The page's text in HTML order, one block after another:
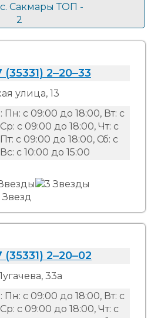
с. Сакмары ТОП -
2
(35331) 2‒20‒33
улица, 13
Пн: с 09:00 до 18:00, Вт: с
с 09:00 до 18:00, Чт: с
с 09:00 до 18:00, Сб: с
с 10:00 до 15:00
(35331) 2‒20‒02
33а
Пн: с 09:00 до 18:00, Вт: с
с 09:00 до 18:00, Чт: с